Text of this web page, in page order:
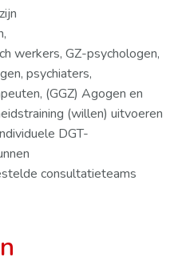
werkers, GZ-psychologen,
psychiaters,
(GGZ) Agogen en
(willen) uitvoeren
DGT-
consultatieteams